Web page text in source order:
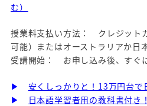
む）
授業料支払い方法： クレジット
可能）またはオーストラリアか日
受講開始： お申し込み後、すぐ
▶
安くしっかりと！13万円台で
▶
日本語学習者用の教科書付